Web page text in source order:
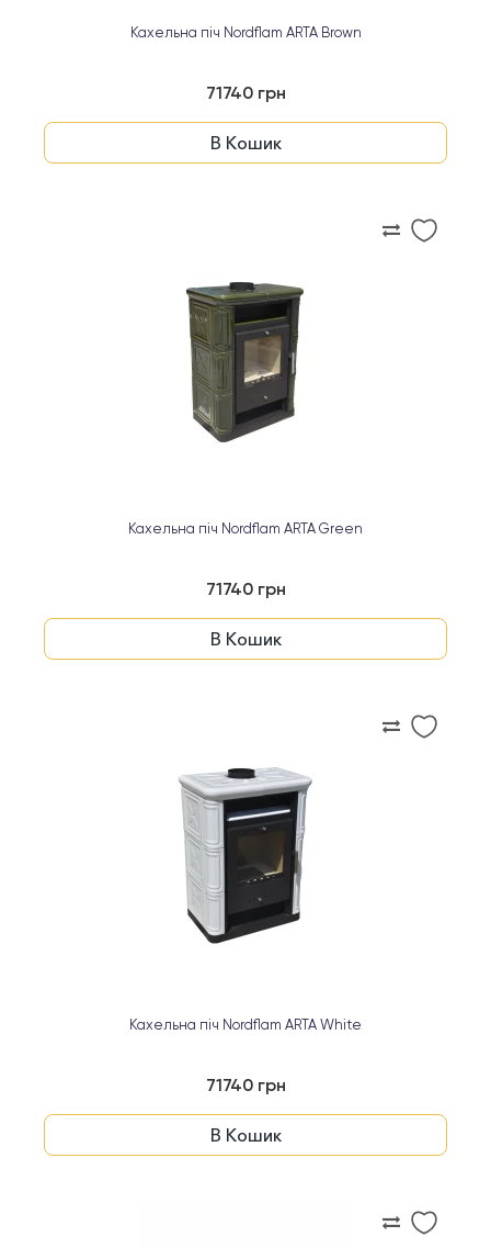
Кахельна піч Nordflam ARTA Brown
71740 грн
В Кошик
Кахельна піч Nordflam ARTA Green
71740 грн
В Кошик
Кахельна піч Nordflam ARTA White
71740 грн
В Кошик